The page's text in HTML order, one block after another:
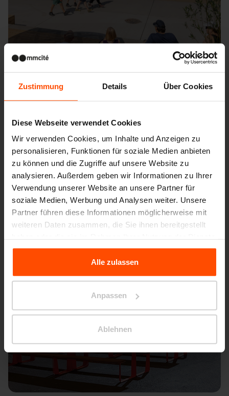
Zustimmung Details Über Cookies
Diese Webseite verwendet Cookies
Wir verwenden Cookies, um Inhalte und Anzeigen zu
personalisieren, Funktionen für soziale Medien anbieten
zu können und die Zugriffe auf unsere Website zu
analysieren. Außerdem geben wir Informationen zu Ihrer
Verwendung unserer Website an unsere Partner für
soziale Medien, Werbung und Analysen weiter. Unsere
Partner führen diese Informationen möglicherweise mit
weiteren Daten zusammen, die Sie ihnen bereitgestellt
gesammelt haben.
Für weitere Informationen besuchen Sie bitte Principles
Alle zulassen
Anpassen
Ablehnen
Seattle – Popup park